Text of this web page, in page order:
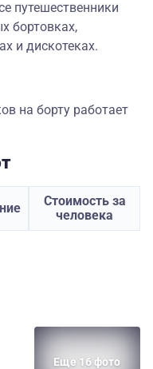
путешественники
бортовках,
и дискотеках.
на борту работает
Стоимость за
человека
Еще 16 фото